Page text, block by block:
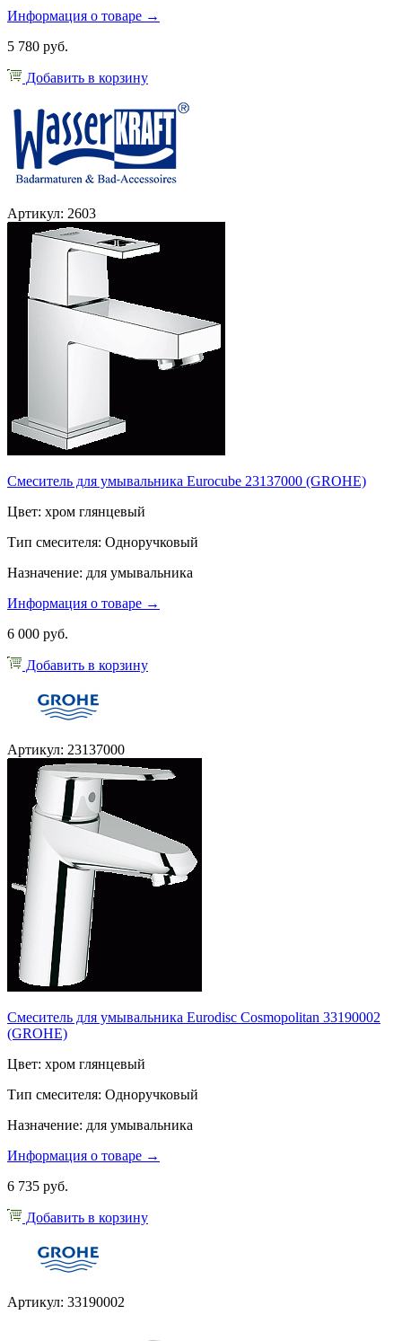
Информация о товаре →
5 780 руб.
Добавить в корзину
Артикул: 2603
Смеситель для умывальника Eurocube 23137000 (GROHE)
Цвет: хром глянцевый
Тип смесителя: Одноручковый
Назначение: для умывальника
Информация о товаре →
6 000 руб.
Добавить в корзину
Артикул: 23137000
Смеситель для умывальника Eurodisc Cosmopolitan 33190002
(GROHE)
Цвет: хром глянцевый
Тип смесителя: Одноручковый
Назначение: для умывальника
Информация о товаре →
6 735 руб.
Добавить в корзину
Артикул: 33190002